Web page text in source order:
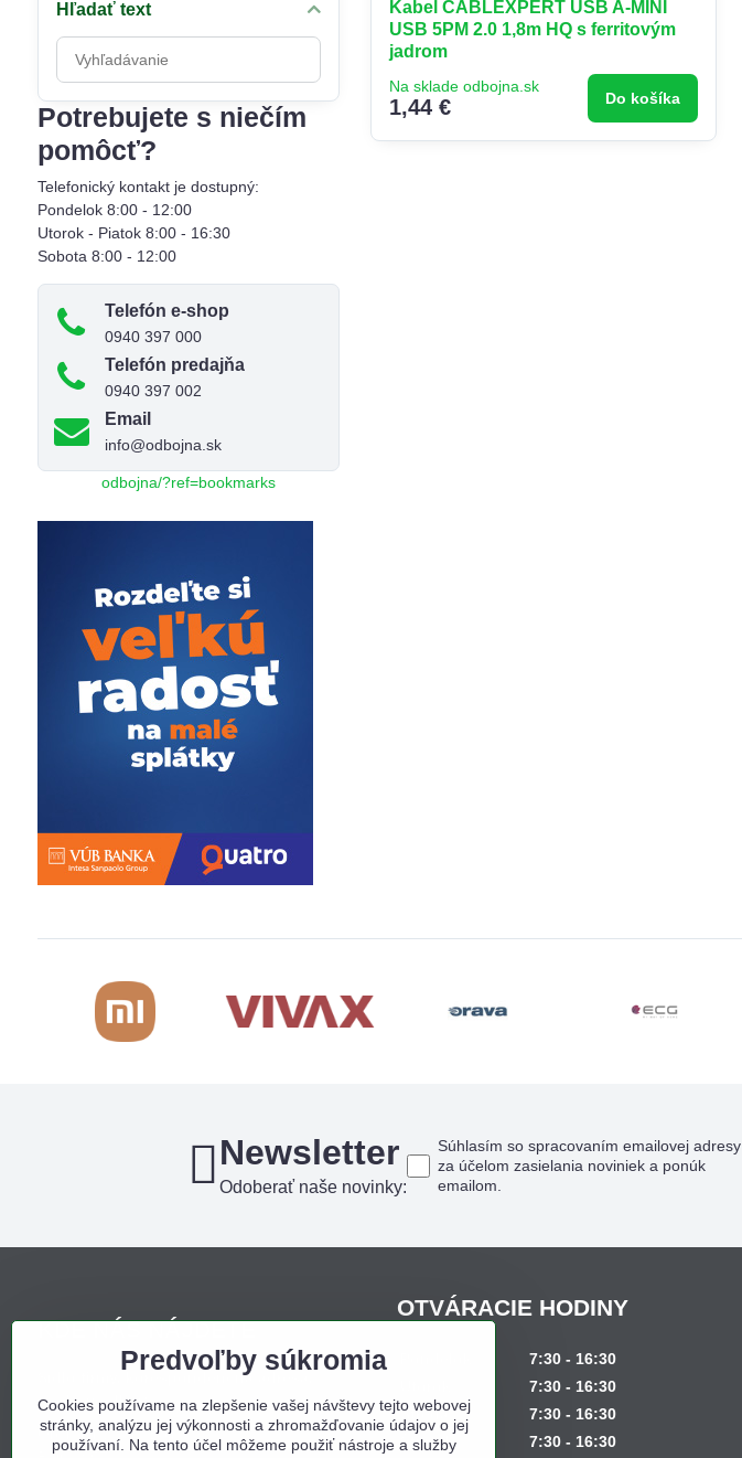
Kabel CABLEXPERT USB A-MINI
USB 5PM 2.0 1,8m HQ s ferritovým
jadrom
Na sklade odbojna.sk
1,44 € Do košíka
Hľadať text
Prehľadať
výsledky
filtra
fulltextom
Potrebujete s niečím
pomôcť?
Telefonický kontakt je dostupný:
Pondelok 8:00 - 12:00
Utorok - Piatok 8:00 - 16:30
Sobota 8:00 - 12:00
Telefón e-shop
0940 397 000
Telefón predajňa
0940 397 002
Email
info@odbojna.sk
odbojna/?ref=bookmarks
Newsletter
Odoberať naše novinky:
Súhlasím so spracovaním emailovej adresy
za účelom zasielania noviniek a ponúk
emailom.
KDE NÁS NÁJDETE
Sídlo firmy, korešpondenčná adresa,
osobný odber:
Obchodný dom Bojná
OTVÁRACIE HODINY
7:30 - 16:30
7:30 - 16:30
Streda
7:30 - 16:30
Štvrtok
7:30 - 16:30
Predvoľby súkromia
Cookies používame na zlepšenie vašej návštevy tejto webovej
stránky, analýzu jej výkonnosti a zhromažďovanie údajov o jej
používaní. Na tento účel môžeme použiť nástroje a služby